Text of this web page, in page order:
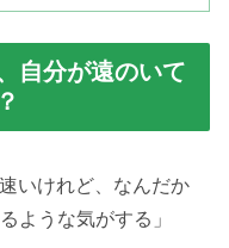
自分が遠のいて
いけれど、なんだか
ような気がする」